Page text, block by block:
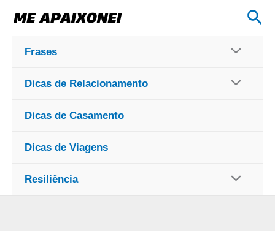
para
conteúdo
Frases
Dicas de Relacionamento
Dicas de Casamento
Dicas de Viagens
Resiliência